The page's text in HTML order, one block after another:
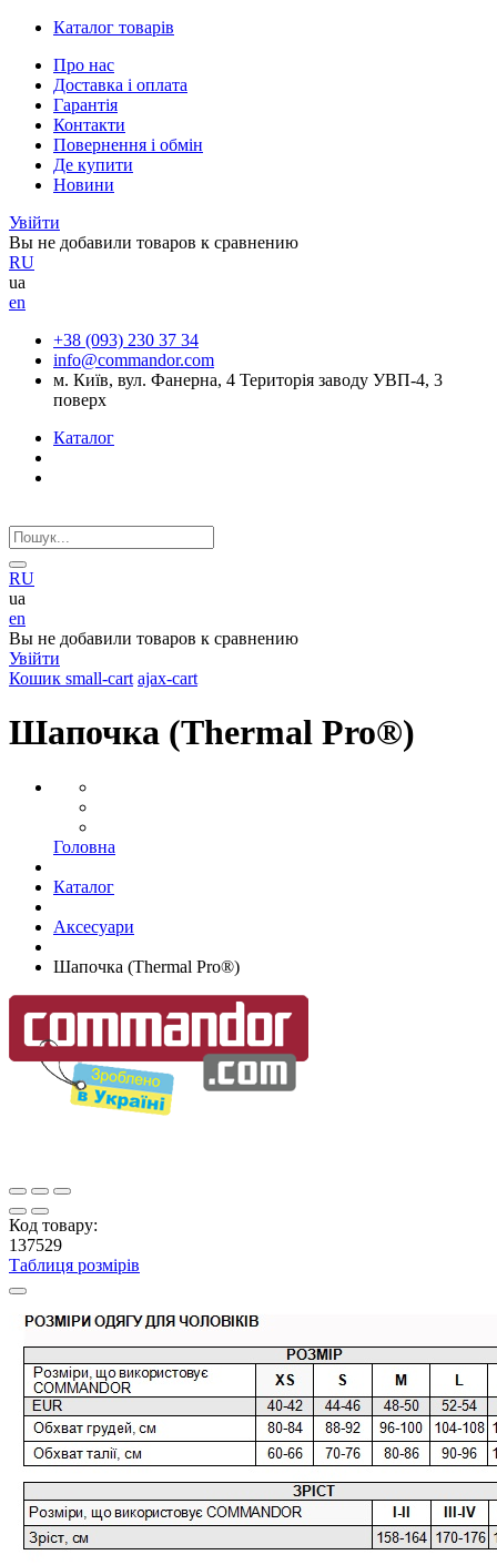
Каталог товарів
Про нас
Доставка і оплата
Гарантія
Контакти
Повернення і обмін
Де купити
Новини
Увійти
Вы не добавили товаров к сравнению
RU
ua
en
+38 (093) 230 37 34
info@commandor.com
м. Київ, вул. Фанерна, 4 Територія заводу УВП-4, 3
поверх
Каталог
RU
ua
en
Вы не добавили товаров к сравнению
Увійти
Кошик small-cart ajax-cart
Шапочка (Thermal Pro®)
Головна
Каталог
Аксесуари
Шапочка (Thermal Pro®)
Код товару:
137529
Таблиця розмірів